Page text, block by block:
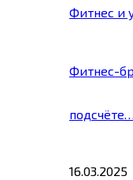
Фитнес и
Фитнес-
подсчёте…
16.03.2025